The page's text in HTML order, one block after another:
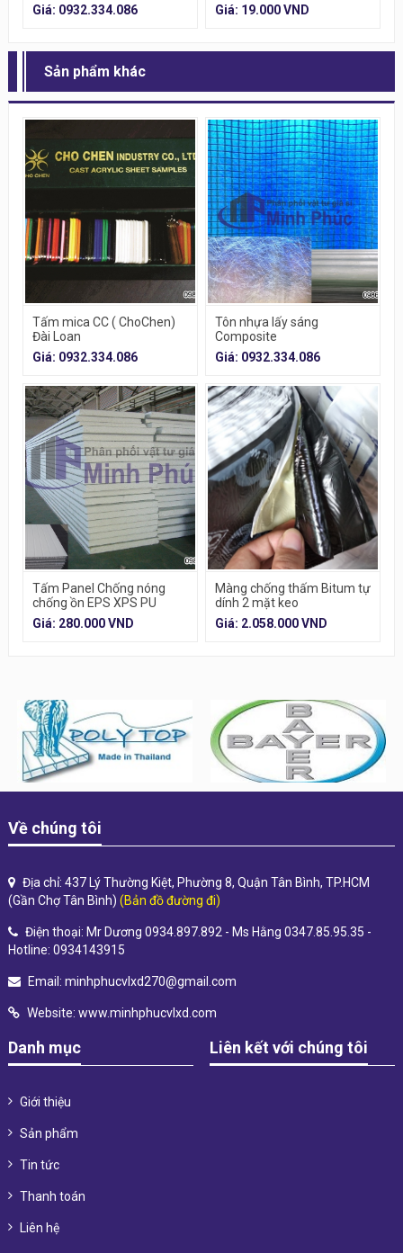
Giá: 0932.334.086
Giá: 19.000 VND
Sản phẩm khác
Tấm mica CC ( ChoChen)
Đài Loan
Giá: 0932.334.086
Tôn nhựa lấy sáng
Composite
Giá: 0932.334.086
Tấm Panel Chống nóng
chống ồn EPS XPS PU
ROCKWOOL
Giá: 280.000 VND
Màng chống thấm Bitum tự
dính 2 mặt keo
Giá: 2.058.000 VND
Về chúng tôi
Địa chỉ: 437 Lý Thường Kiệt, Phường 8, Quận Tân Bình, TP.HCM
(Gần Chợ Tân Bình) (Bản đồ đường đi)
Điện thoại: Mr Dương 0934.897.892 - Ms Hằng 0347.85.95.35 -
Hotline: 0934143915
Email: minhphucvlxd270@gmail.com
Website: www.minhphucvlxd.com
Danh mục
Giới thiệu
Sản phẩm
Tin tức
Thanh toán
Liên hệ
Liên kết với chúng tôi